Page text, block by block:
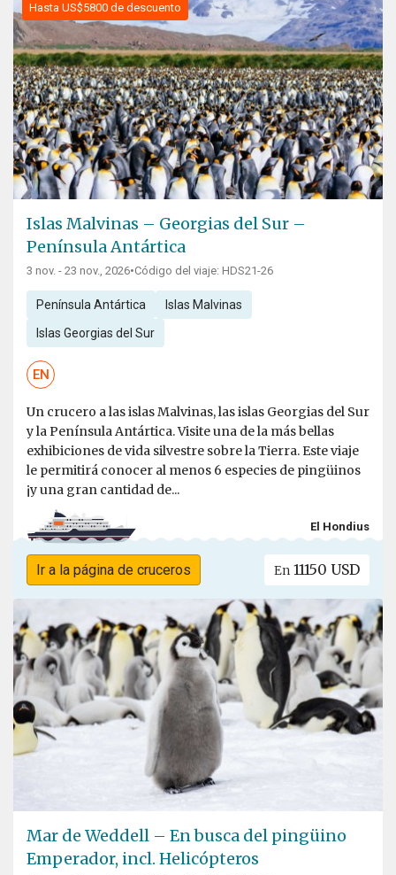
Hasta US$5800 de descuento
Islas Malvinas – Georgias del Sur –
Península Antártica
3 nov. - 23 nov., 2026•Código del viaje: HDS21-26
Península Antártica Islas Malvinas
Islas Georgias del Sur
EN
Un crucero a las islas Malvinas, las islas Georgias del Sur
y la Península Antártica. Visite una de la más bellas
exhibiciones de vida silvestre sobre la Tierra. Este viaje
le permitirá conocer al menos 6 especies de pingüinos
¡y una gran cantidad de...
El Hondius
Ir a la página de cruceros En 11150 USD
Mar de Weddell – En busca del pingüino
Emperador, incl. Helicópteros